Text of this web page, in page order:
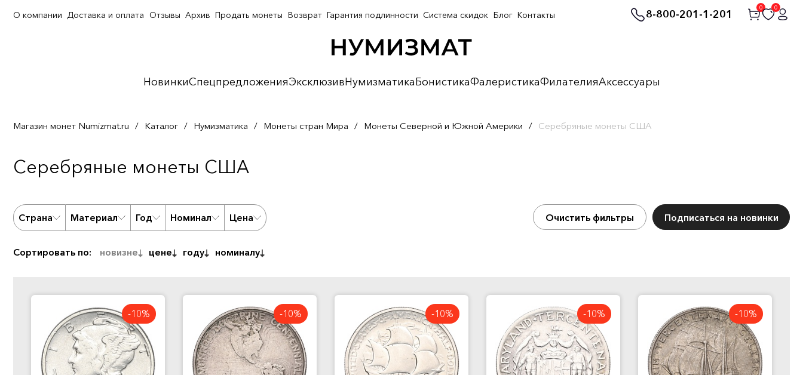
8-800-201-1-201
0 0
НовинкиСпецпредложенияЭксклюзивНумизматикаБонистикаФалеристикаФилателияАксессуары
О компании Доставка и оплата Отзывы Архив Продать монеты Возврат Гарантия подлинности Система скидок Блог Контакты
Магазин монет Numizmat.ru / Каталог / Нумизматика / Монеты стран Мира / Монеты Северной и Южной Америки / Серебряные монеты США
Серебряные монеты США
Страна Материал Год Номинал Цена Очистить фильтры Подписаться на новинки
Сортировать по: новизне цене году номиналу
-10% -10% -10% -10% -10%